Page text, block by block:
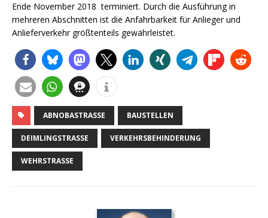
Ende November 2018 terminiert. Durch die Ausführung in
mehreren Abschnitten ist die Anfahrbarkeit für Anlieger und
Anlieferverkehr größtenteils gewährleistet.
ABNOBASTRASSE BAUSTELLEN
DEIMLINGSTRASSE VERKEHRSBEHINDERUNG
WEHRSTRASSE